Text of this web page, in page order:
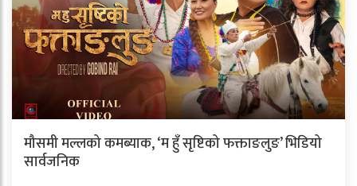
मौसमी मल्लको कमब्याक, ‘म हुँ सृष्टिको फक्ताङलुङ’ भिडियो
सार्वजनिक